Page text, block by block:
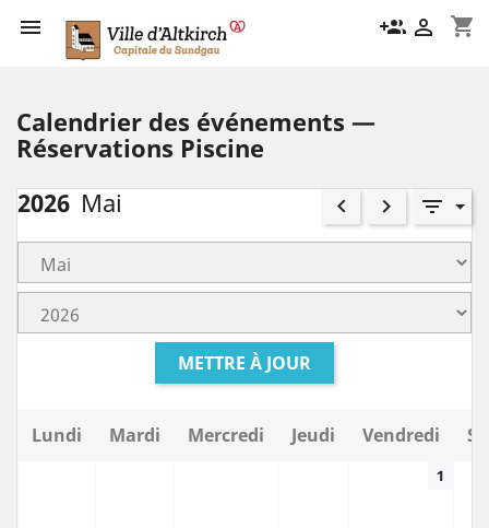
 shopping_cart
group_add 
Calendrier des événements —
Réservations Piscine
2026 Mai keyboard_arrow_left keyboard_arrow_right filter_list
METTRE À JOUR
Lundi Mardi Mercredi Jeudi Vendredi
1